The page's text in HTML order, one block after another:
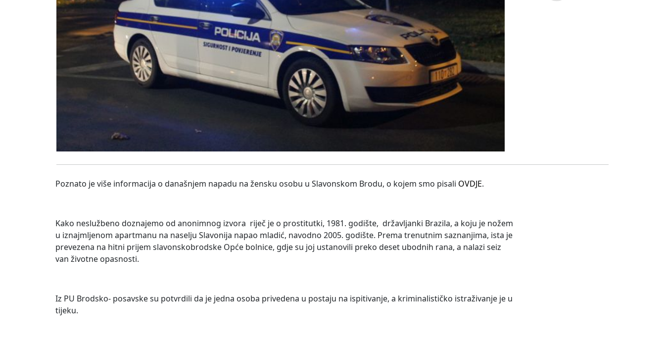
Poznato je više informacija o današnjem napadu na žensku osobu u Slavonskom Brodu, o kojem smo pisali OVDJE.
Kako neslužbeno doznajemo od anonimnog izvora riječ je o prostitutki, 1981. godište, državljanki Brazila, a koju je nožem
u iznajmljenom apartmanu na naselju Slavonija napao mladić, navodno 2005. godište. Prema trenutnim saznanjima, ista je
prevezena na hitni prijem slavonskobrodske Opće bolnice, gdje su joj ustanovili preko deset ubodnih rana, a nalazi seiz
van životne opasnosti.
Iz PU Brodsko- posavske su potvrdili da je jedna osoba privedena u postaju na ispitivanje, a kriminalističko istraživanje je u
tijeku.